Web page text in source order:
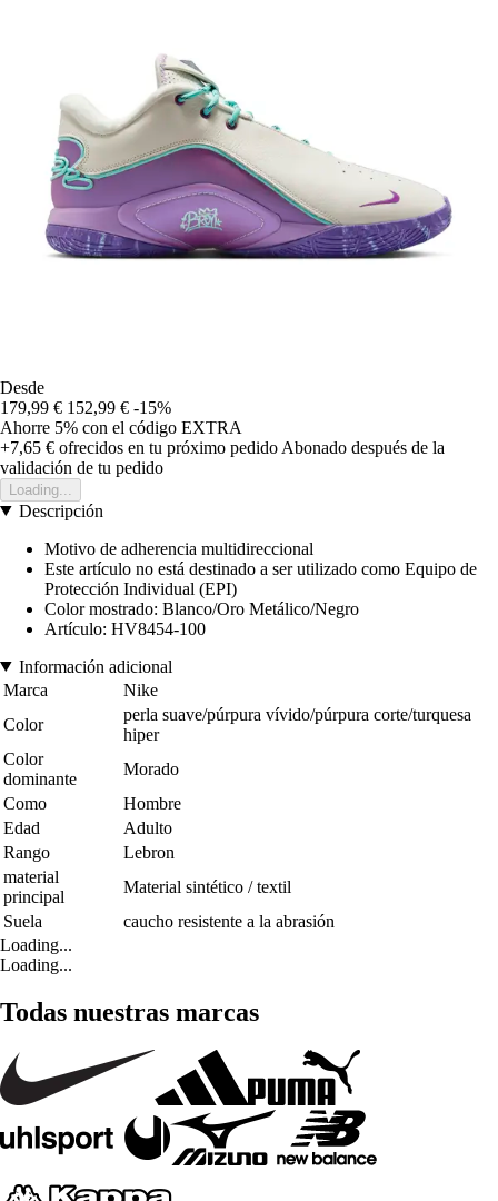
Desde
179,99 € 152,99 € -15%
Ahorre 5% con el código EXTRA
+7,65 € ofrecidos en tu próximo pedido Abonado después de la
validación de tu pedido
Loading...
Descripción
Motivo de adherencia multidireccional
Este artículo no está destinado a ser utilizado como Equipo de
Protección Individual (EPI)
Color mostrado: Blanco/Oro Metálico/Negro
Artículo: HV8454-100
Información adicional
Marca
Nike
Color
perla suave/púrpura vívido/púrpura corte/turquesa
hiper
Color
dominante
Morado
Como
Hombre
Edad
Adulto
Rango
Lebron
material
principal
Material sintético / textil
Suela
caucho resistente a la abrasión
Loading...
Loading...
Todas nuestras marcas